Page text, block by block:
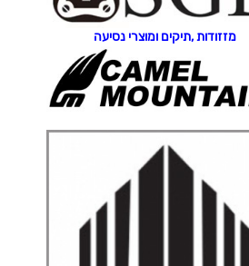
מזזודות ,תיקים ומוצרי נסיעה